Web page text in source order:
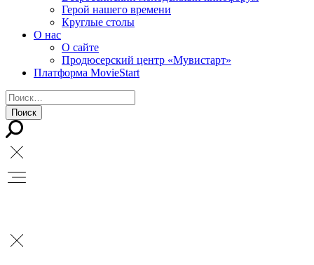
Герой нашего времени
Круглые столы
О нас
О сайте
Продюсерский центр «Мувистарт»
Платформа MovieStart